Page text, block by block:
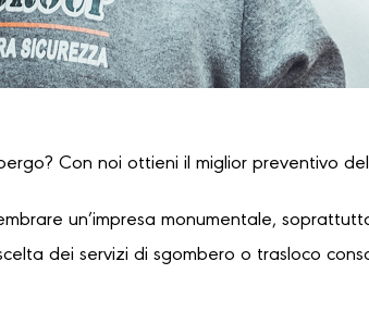
Con noi ottieni il miglior preventivo
un’impresa monumentale,
dei servizi di sgombero o trasloco